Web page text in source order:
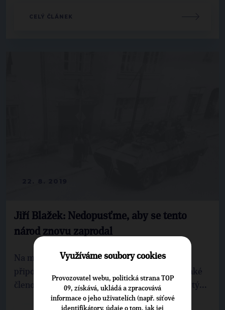
CELÝ ČLÁNEK
Jiří Blažek: Nedopusťme, aby se tento
národ znovu zaprodal
Na mnoha místech Vysočiny si včera občané
připomněli smutná výročí roků 1968 a 1969. Také
členové TOP 09 a mládežnické organizace Top tý...
Využíváme soubory cookies
Provozovatel webu, politická strana TOP
09, získává, ukládá a zpracovává
informace o jeho uživatelích (např. síťové
identifikátory, údaje o tom, jak jej